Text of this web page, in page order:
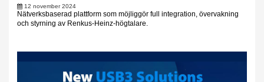
12 november 2024
Nätverksbaserad plattform som möjliggör full integration, övervakning
och styrning av Renkus-Heinz-högtalare.